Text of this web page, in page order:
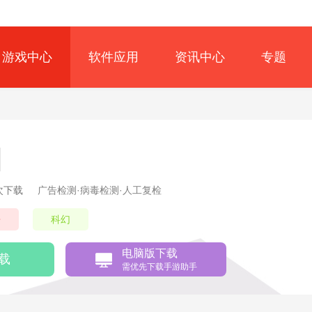
游戏中心 软件应用 资讯中心 专题
下载 广告检测·病毒检测·人工复检
科幻
电脑版下载
需优先下载手游助手